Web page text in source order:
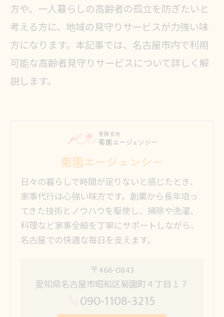
方や、一人暮らしの高齢者の孤立を防ぎたいと
考える方に、地域の見守りサービスが力強い味
方になります。本記事では、名古屋市内で利用
可能な高齢者見守りサービスについて詳しく解
説します。
菊園エージェンシー
日々の暮らしで時間が足りないと感じたとき、
家事代行は心強い味方です。創業から長年培っ
てきた技術とノウハウを駆使し、掃除や洗濯、
料理など家事全般を丁寧にサポートしながら、
名古屋での快適な毎日を支えます。
〒466-0843
愛知県名古屋市昭和区菊園町４丁目１７
090-1108-3215